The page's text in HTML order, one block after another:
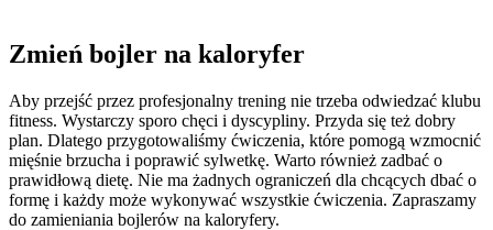
Zmień bojler na kaloryfer
Aby przejść przez profesjonalny trening nie trzeba odwiedzać klubu
fitness. Wystarczy sporo chęci i dyscypliny. Przyda się też dobry
plan. Dlatego przygotowaliśmy ćwiczenia, które pomogą wzmocnić
mięśnie brzucha i poprawić sylwetkę. Warto również zadbać o
prawidłową dietę. Nie ma żadnych ograniczeń dla chcących dbać o
formę i każdy może wykonywać wszystkie ćwiczenia. Zapraszamy
do zamieniania bojlerów na kaloryfery.